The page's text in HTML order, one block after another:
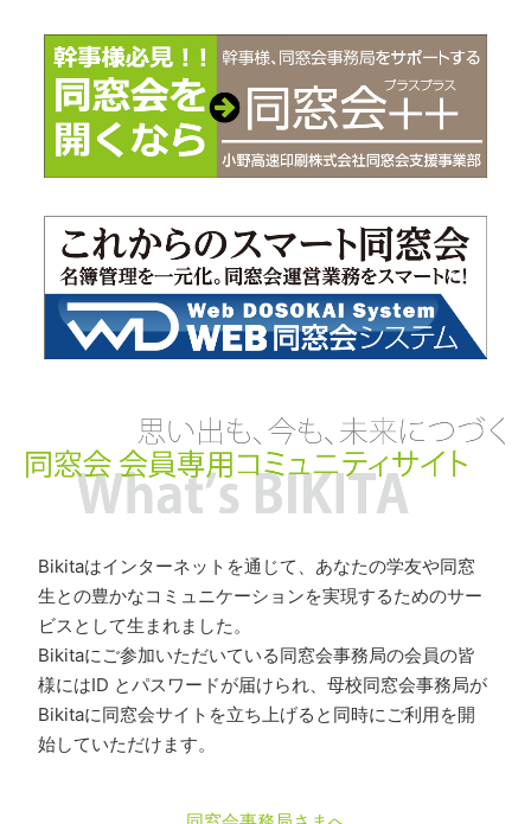
Bikitaはインターネットを通じて、あなたの学友や同窓
生との豊かなコミュニケーションを実現するためのサー
ビスとして生まれました。
Bikitaにご参加いただいている同窓会事務局の会員の皆
様にはID とパスワードが届けられ、母校同窓会事務局が
Bikitaに同窓会サイトを立ち上げると同時にご利用を開
始していただけます。